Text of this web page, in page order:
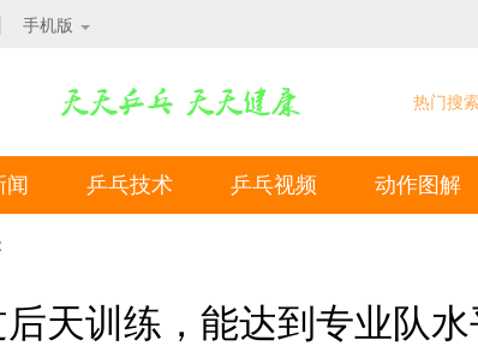
手机版
热门搜索
闻 乒乓技术 乒乓视频 动作图解
天训练，能达到专业队